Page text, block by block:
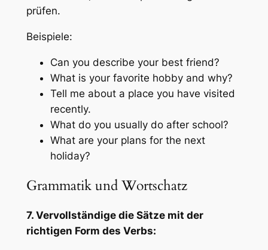
prüfen.
Beispiele:
Can you describe your best friend?
What is your favorite hobby and why?
Tell me about a place you have visited
recently.
What do you usually do after school?
What are your plans for the next
holiday?
Grammatik und Wortschatz
7. Vervollständige die Sätze mit der
richtigen Form des Verbs: